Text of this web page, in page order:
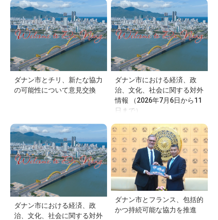
ダナン市とチリ、新たな協力
の可能性について意見交換
ダナン市における経済、政
治、文化、社会に関する対外
情報 （2026年7月6日から11
日まで）
ダナン市における経済、政
治、文化、社会に関する対外
ダナン市とフランス、包括的
かつ持続可能な協力を推進